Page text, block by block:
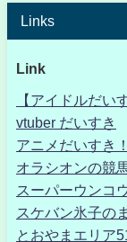
Links
Link
【アイドルだい
vtuber だいすき
アニメだいすき
オラシオンの競
スーパーウンコ
スケバン氷子の
とおやまエリア